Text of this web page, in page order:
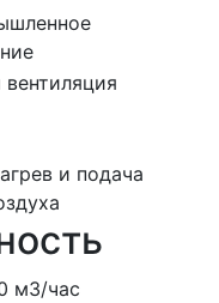
и подача
м3/час